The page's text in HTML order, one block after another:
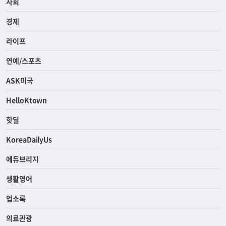
경제
라이프
연예/스포츠
ASK미국
HelloKtown
핫딜
KoreaDailyUs
에듀브리지
생활영어
업소록
의료관광